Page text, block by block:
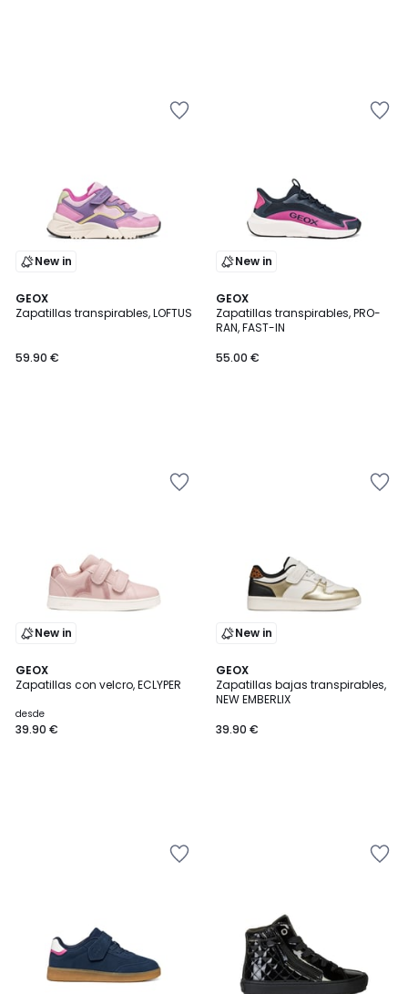
New in
GEOX
Zapatillas transpirables, LOFTUS
59.90 €
New in
GEOX
Zapatillas transpirables, PRO-
RAN, FAST-IN
55.00 €
New in
GEOX
Zapatillas con velcro, ECLYPER
desde
39.90 €
New in
GEOX
Zapatillas bajas transpirables,
NEW EMBERLIX
39.90 €